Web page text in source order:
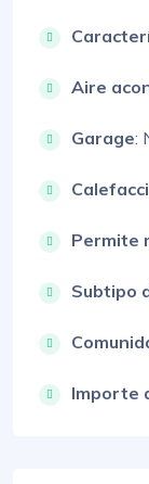
Aire
Garage:
Permite
Subtipo
Importe